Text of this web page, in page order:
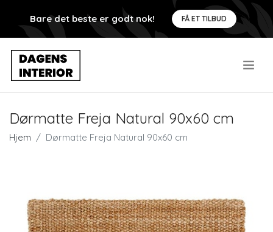
Bare det beste er godt nok! FÅ ET TILBUD
Dørmatte Freja Natural 90x60 cm
Hjem Dørmatte Freja Natural 90x60 cm